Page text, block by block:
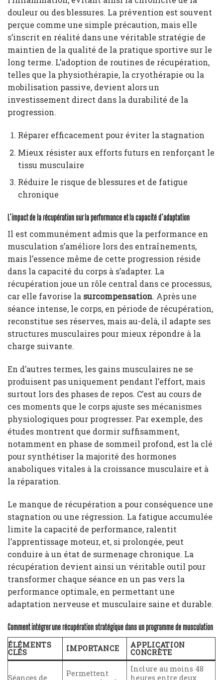
douleur ou des blessures. La prévention est souvent
perçue comme une simple précaution, mais elle
s’inscrit en réalité dans une véritable stratégie de
maintien de la qualité de la pratique sportive sur le
long terme. L’adoption de routines de récupération,
telles que la physiothérapie, la cryothérapie ou la
mobilisation passive, devient alors un
investissement direct dans la durabilité de la
progression.
Réparer efficacement pour éviter la stagnation
Mieux résister aux efforts futurs en renforçant le
tissu musculaire
Réduire le risque de blessures et de fatigue
chronique
L’impact de la récupération sur la performance et la capacité d’adaptation
Il est communément admis que la performance en
musculation s’améliore lors des entraînements,
mais l’essence même de cette progression réside
dans la capacité du corps à s’adapter. La
récupération joue un rôle central dans ce processus,
car elle favorise la surcompensation. Après une
séance intense, le corps, en période de récupération,
reconstitue ses réserves, mais au-delà, il adapte ses
structures musculaires pour mieux répondre à la
charge suivante.
En d’autres termes, les gains musculaires ne se
produisent pas uniquement pendant l’effort, mais
surtout lors des phases de repos. C’est au cours de
ces moments que le corps ajuste ses mécanismes
physiologiques pour progresser. Par exemple, des
études montrent que dormir suffisamment,
notamment en phase de sommeil profond, est la clé
pour synthétiser la majorité des hormones
anaboliques vitales à la croissance musculaire et à
la réparation.
Le manque de récupération a pour conséquence une
stagnation ou une régression. La fatigue accumulée
limite la capacité de performance, ralentit
l’apprentissage moteur, et, si prolongée, peut
conduire à un état de surmenage chronique. La
récupération devient ainsi un véritable outil pour
transformer chaque séance en un pas vers la
performance optimale, en permettant une
adaptation nerveuse et musculaire saine et durable.
Comment intégrer une récupération stratégique dans un programme de musculation
ÉLÉMENTS
CLÉS IMPORTANCE APPLICATION
CONCRÈTE
Séances de
Permettent
Inclure au moins 48
heures entre deux